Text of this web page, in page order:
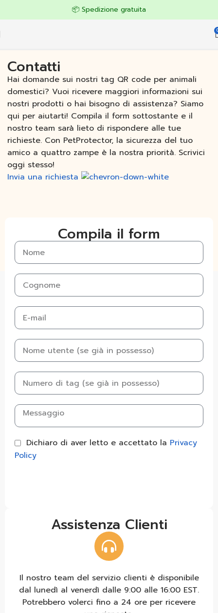
📦 Spedizione gratuita
Contatti
Hai domande sui nostri tag QR code per animali
domestici? Vuoi ricevere maggiori informazioni sui
nostri prodotti o hai bisogno di assistenza? Siamo
qui per aiutarti! Compila il form sottostante e il
nostro team sarà lieto di rispondere alle tue
richieste. Con PetProtector, la sicurezza del tuo
amico a quattro zampe è la nostra priorità. Scrivici
oggi stesso!
Invia una richiesta
Compila il form
Dichiaro di aver letto e accettato la Privacy
Policy
Assistenza Clienti
Il nostro team del servizio clienti è disponibile
dal lunedì al venerdì dalle 9:00 alle 16:00 EST.
Potrebbero volerci fino a 24 ore per ricevere